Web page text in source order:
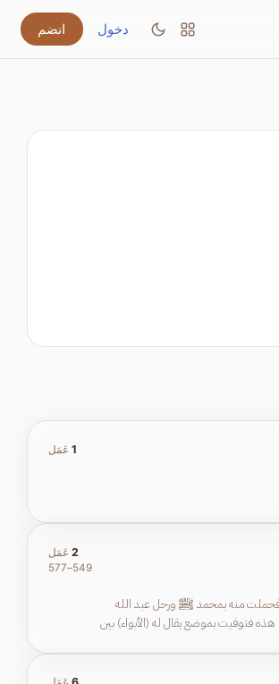
دخول انضم
1 عَمَل
آمنة بنت وهب بن عبد مناف، من قريش. أم النبي ﷺ كانت أفضل امرأة في قريش نسباً ومكانة. امتازت بالذكاء وحسن البيان. رباها عمها وهيب بن عبد مناف. وتزوجها عبد الله بن عبد المطلب فحملت منه بمحمد ﷺ ورحل عبد الله
هذه فتوفيت بموضع يقال له (الأبواء) بين
2 عَمَل
549–577